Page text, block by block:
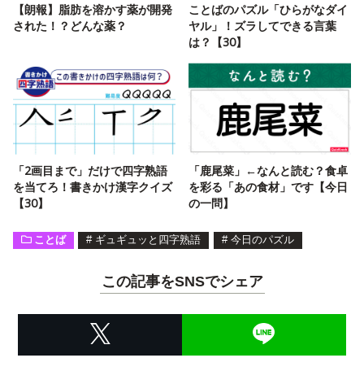
【朗報】脂肪を溶かす薬が開発
された！？どんな薬？
ことばのパズル「ひらがなダイ
ヤル」！ズラしてできる言葉
は？【30】
「2画目まで」だけで四字熟語
を当てろ！書きかけ漢字クイズ
【30】
「鹿尾菜」←なんと読む？食卓
を彩る「あの食材」です【今日
の一問】
ことば # ギュギュッと四字熟語 # 今日のパズル
この記事をSNSでシェア